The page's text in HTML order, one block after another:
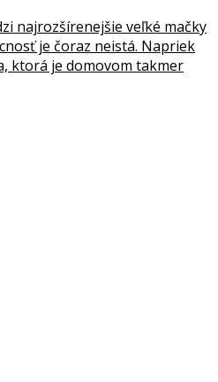
najrozšírenejšie veľké mačky
je čoraz neistá. Napriek
ktorá je domovom takmer